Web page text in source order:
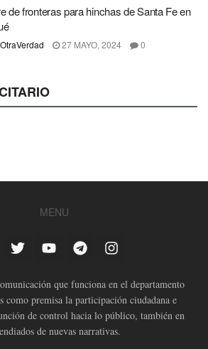
de fronteras para hinchas de Santa Fe en
27 MAYO, 2024 0
que funciona en el departamento
como premisa la participación ciudadana e
de control hacia lo público, también en
de nuevas narrativas.